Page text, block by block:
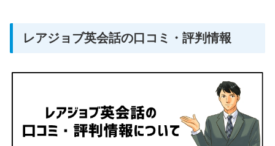
レアジョブ英会話の口コミ・評判情報